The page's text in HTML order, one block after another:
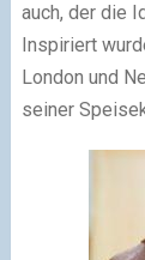
auch, der die
Inspiriert
London und
seiner